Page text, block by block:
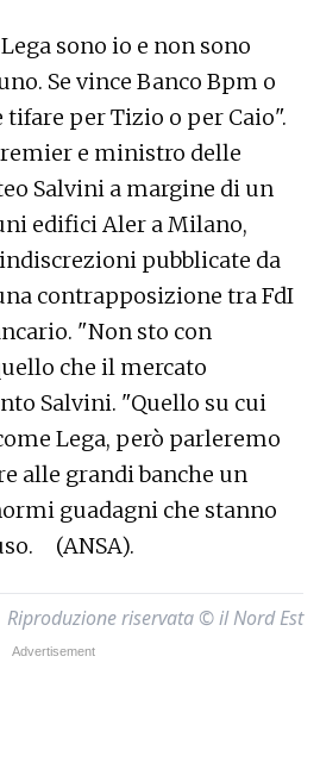
sono io e non sono
Se vince Banco Bpm o
tifare per Tizio o per Caio".
e ministro delle
Salvini a margine di un
edifici Aler a Milano,
pubblicate da
contrapposizione tra FdI
"Non sto con
che il mercato
Salvini. "Quello su cui
Lega, però parleremo
alle grandi banche un
guadagni che stanno
(ANSA).
Riproduzione riservata © il Nord Est